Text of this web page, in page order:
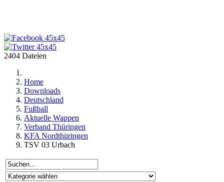
2404 Dateien
Home
Downloads
Deutschland
Fußball
Aktuelle Wappen
Verband Thüringen
KFA Nordthüringen
TSV 03 Urbach